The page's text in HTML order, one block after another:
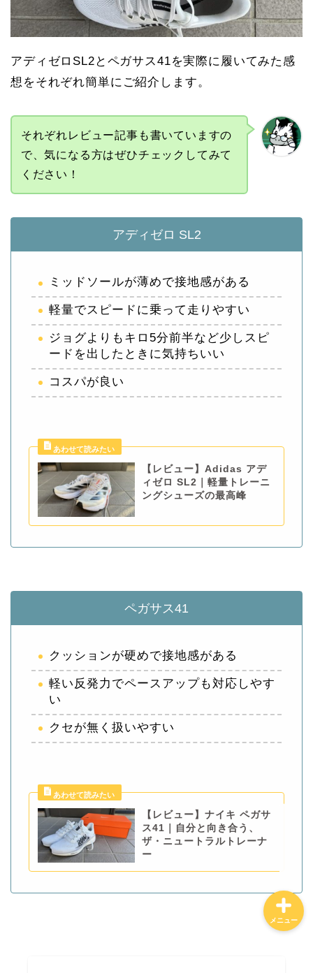
アディゼロSL2とペガサス41を実際に履いてみた感
想をそれぞれ簡単にご紹介します。
それぞれレビュー記事も書いていますの
で、気になる方はぜひチェックしてみて
ください！
アディゼロ SL2
ミッドソールが薄めで接地感がある
軽量でスピードに乗って走りやすい
ジョグよりもキロ5分前半など少しスピ
ードを出したときに気持ちいい
コスパが良い
【レビュー】Adidas アデ
ィゼロ SL2｜軽量トレーニ
ングシューズの最高峰
ペガサス41
クッションが硬めで接地感がある
軽い反発力でペースアップも対応しやす
い
クセが無く扱いやすい
【レビュー】ナイキ ペガサ
ス41｜自分と向き合う、
ザ・ニュートラルトレーナ
ー
メニュー
お問合せ